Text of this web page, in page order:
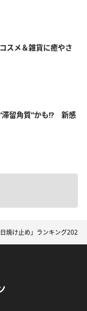
スメ＆雑貨に癒やさ
滞留角質”かも!? 新感
焼け止め」ランキング2020